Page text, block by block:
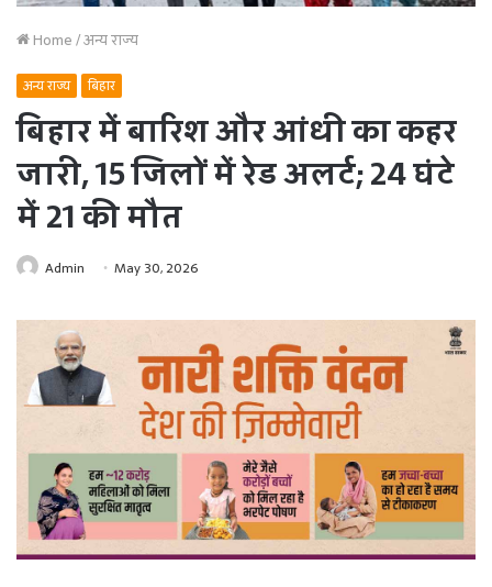
Home/अन्य राज्य
अन्य राज्य बिहार
बिहार में बारिश और आंधी का कहर
जारी, 15 जिलों में रेड अलर्ट; 24 घंटे
में 21 की मौत
Admin May 30, 2026